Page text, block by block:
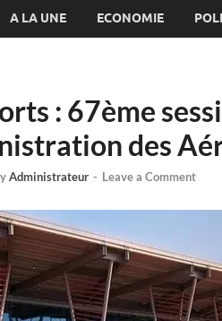
A LA UNE ECONOMIE
: 67ème
des
Administrateur - Leave a Comment